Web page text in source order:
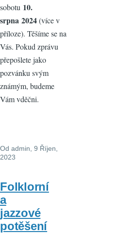
sobotu 10.
srpna 2024(více v
příloze). Těšíme se na
Vás. Pokud zprávu
přepošlete jako
pozvánku svým
známým, budeme
Vám vděčni.
Od admin , 9 Říjen,
2023
Folklorní
a
jazzové
potěšení